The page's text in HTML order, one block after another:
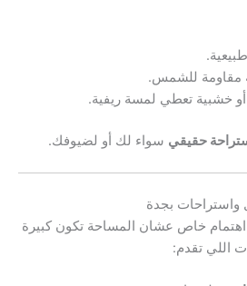
مقاومة للشمس.
خشبية تعطي لمسة ريفية.
حقيقي سواء لك أو لضيوفك.
بجدة
اهتمام خاص عشان المساحة تكون كبيرة
اللي تقدم: